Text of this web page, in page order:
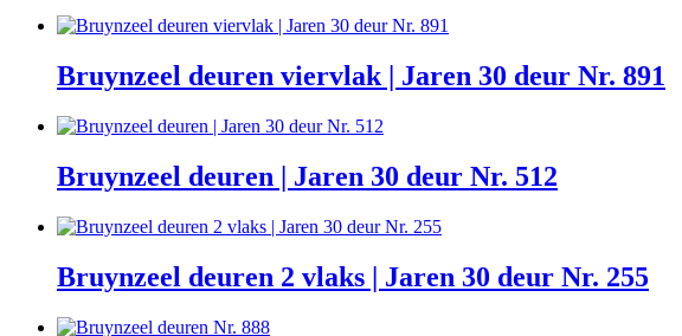
Bruynzeel deuren viervlak | Jaren 30 deur Nr. 891
Bruynzeel deuren | Jaren 30 deur Nr. 512
Bruynzeel deuren 2 vlaks | Jaren 30 deur Nr. 255